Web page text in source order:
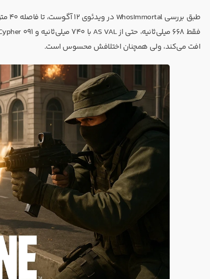
افت می‌کند، ولی همچنان اختلافش محسوس است.